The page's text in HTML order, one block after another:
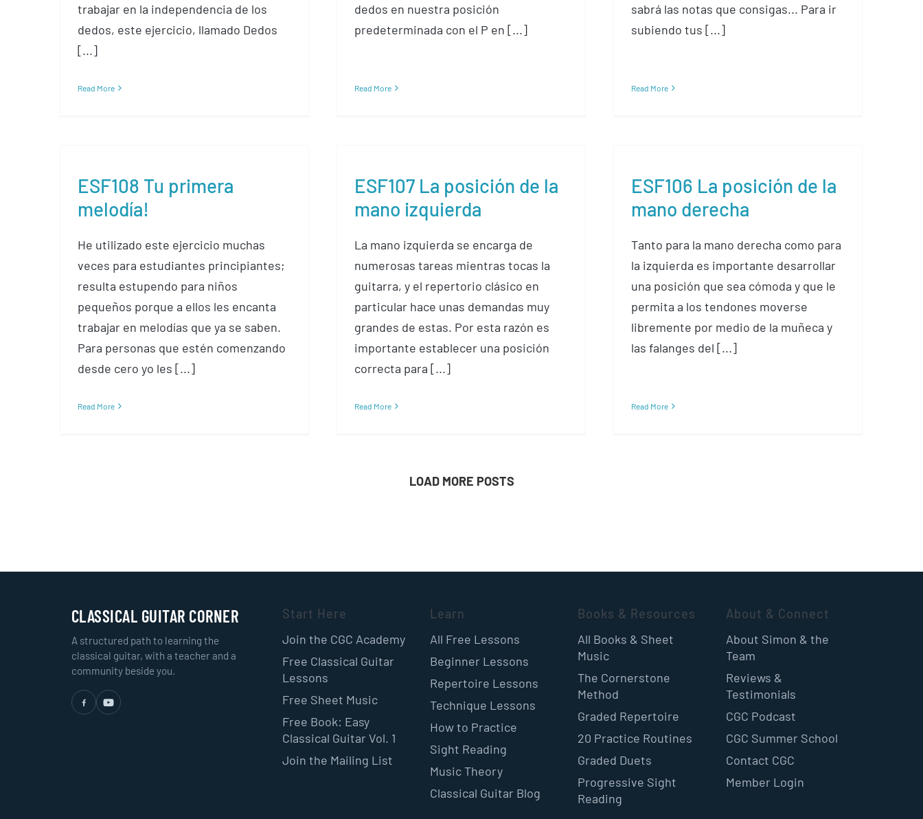
trabajar en la independencia de los
dedos, este ejercicio, llamado Dedos
[...]
Read More
dedos en nuestra posición
predeterminada con el P en [...]
Read More
sabrá las notas que consigas... Para ir
subiendo tus [...]
Read More
ESF108 Tu primera
melodía!
He utilizado este ejercicio muchas
veces para estudiantes principiantes;
resulta estupendo para niños
pequeños porque a ellos les encanta
trabajar en melodías que ya se saben.
Para personas que estén comenzando
desde cero yo les [...]
Read More
ESF107 La posición de la
mano izquierda
La mano izquierda se encarga de
numerosas tareas mientras tocas la
guitarra, y el repertorio clásico en
particular hace unas demandas muy
grandes de estas. Por esta razón es
importante establecer una posición
correcta para [...]
Read More
ESF106 La posición de la
mano derecha
Tanto para la mano derecha como para
la izquierda es importante desarrollar
una posición que sea cómoda y que le
permita a los tendones moverse
libremente por medio de la muñeca y
las falanges del [...]
Read More
LOAD MORE POSTS
CLASSICAL GUITAR CORNER
A structured path to learning the
classical guitar, with a teacher and a
community beside you.
Start Here
Join the CGC Academy
Free Classical Guitar
Lessons
Free Sheet Music
Free Book: Easy
Classical Guitar Vol. 1
Join the Mailing List
Learn
All Free Lessons
Beginner Lessons
Repertoire Lessons
Technique Lessons
How to Practice
Sight Reading
Music Theory
Classical Guitar Blog
Books & Resources
All Books & Sheet
Music
The Cornerstone
Method
Graded Repertoire
20 Practice Routines
Graded Duets
Progressive Sight
Reading
About & Connect
About Simon & the
Team
Reviews &
Testimonials
CGC Podcast
CGC Summer School
Contact CGC
Member Login